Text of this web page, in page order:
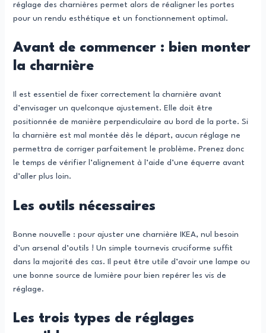
réglage des charnières permet alors de réaligner les portes
pour un rendu esthétique et un fonctionnement optimal.
Avant de commencer : bien monter
la charnière
Il est essentiel de fixer correctement la charnière avant
d’envisager un quelconque ajustement. Elle doit être
positionnée de manière perpendiculaire au bord de la porte. Si
la charnière est mal montée dès le départ, aucun réglage ne
permettra de corriger parfaitement le problème. Prenez donc
le temps de vérifier l’alignement à l’aide d’une équerre avant
d’aller plus loin.
Les outils nécessaires
Bonne nouvelle : pour ajuster une charnière IKEA, nul besoin
d’un arsenal d’outils ! Un simple tournevis cruciforme suffit
dans la majorité des cas. Il peut être utile d’avoir une lampe ou
une bonne source de lumière pour bien repérer les vis de
réglage.
Les trois types de réglages